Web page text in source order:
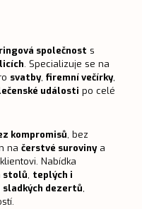
společnost s
. Specializuje se na
svatby, firemní večírky,
události po celé
kompromisů, bez
na čerstvé surovinya
Nabídka
stolů, teplých i
sladkých dezertů,